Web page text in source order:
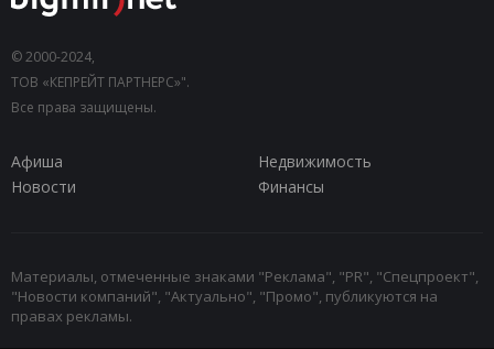
© 2000-2024,
ТОВ «КЕПРЕЙТ ПАРТНЕРС»".
Все права защищены.
Афиша
Недвижимость
Новости
Финансы
Материалы, отмеченные знаками "Реклама", "PR", "Спецпроект",
"Новости компаний", "Актуально", "Промо", публикуются на
правах рекламы.